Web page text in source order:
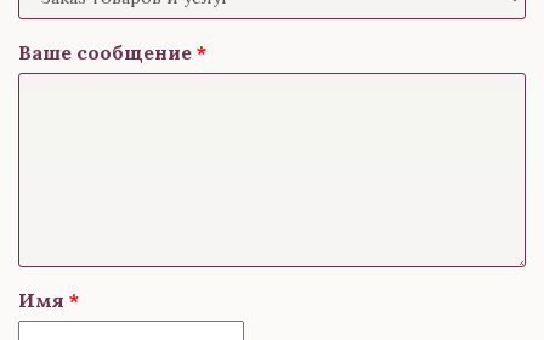
Ваше сообщение
Имя